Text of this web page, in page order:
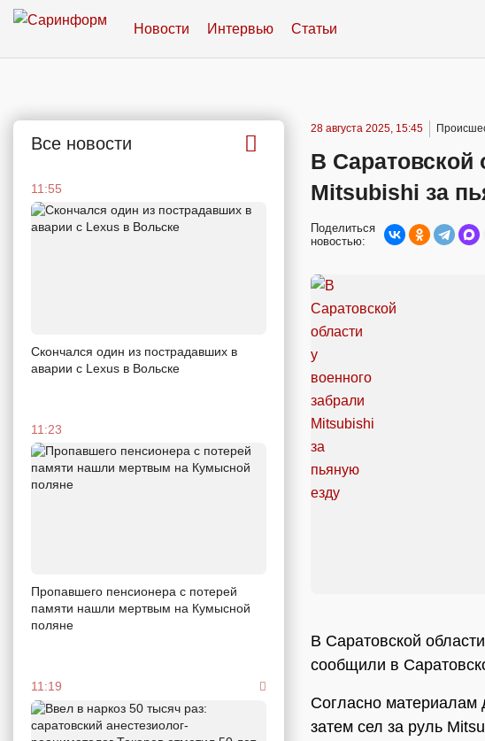
Новости Интервью Статьи
Все новости
11:55
Скончался один из пострадавших в
аварии c Lexus в Вольске
11:23
Пропавшего пенсионера с потерей
памяти нашли мертвым на Кумысной
поляне
11:19
28 августа 2025, 15:45
В Саратовской
Mitsubishi за
Поделиться
новостью:
В Саратовской
сообщили в
Согласно материалам
затем сел за руль